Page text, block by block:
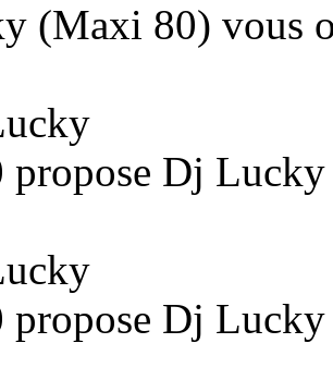
(Maxi 80) vous
propose Dj
propose Dj